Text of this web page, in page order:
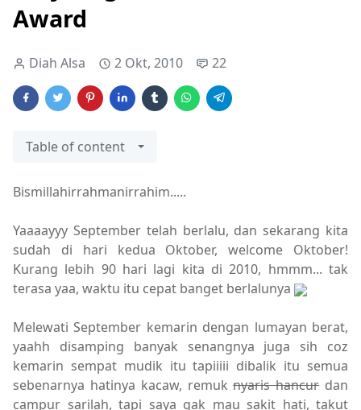
Award
Diah Alsa 2 Okt, 2010 22
Table of content
Bismillahirrahmanirrahim.....
Yaaaayyy September telah berlalu, dan sekarang kita
sudah di hari kedua Oktober, welcome Oktober!
Kurang lebih 90 hari lagi kita di 2010, hmmm... tak
terasa yaa, waktu itu cepat banget berlalunya
Melewati September kemarin dengan lumayan berat,
yaahh disamping banyak senangnya juga sih coz
kemarin sempat mudik itu tapiiiii dibalik itu semua
sebenarnya hatinya kacaw, remuknyaris hancurdan
campur sarilah, tapi saya gak mau sakit hati, takut